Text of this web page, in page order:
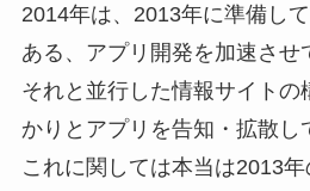
2014年は、2013年に準備し
ある、アプリ開発を加速させ
それと並行した情報サイトの
かりとアプリを告知・拡散し
これに関しては本当は2013